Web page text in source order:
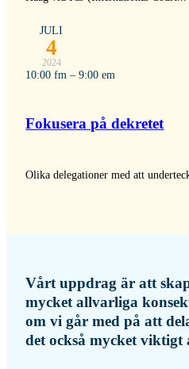
JULI
4
2024
10:00 fm – 9:00 em
Fokusera på dekretet
Olika delegationer med att
Vårt uppdrag är att
mycket allvarliga
om vi går med på att
det också mycket viktigt